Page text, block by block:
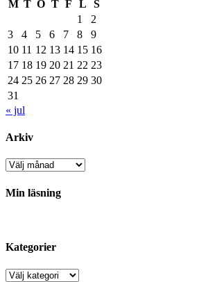
M T O T F L
S
1
2
3
4 5 6 7 8
9
10 11 12 13 14 15 16
17 18 19 20 21 22 23
24 25 26 27 28 29 30
31
« jul
Arkiv
Arkiv
Min läsning
Kategorier
Kategorier